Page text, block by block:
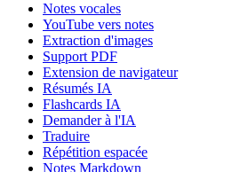
Notes vocales
YouTube vers notes
Extraction d'images
Support PDF
Extension de navigateur
Résumés IA
Flashcards IA
Demander à l'IA
Traduire
Répétition espacée
Notes Markdown